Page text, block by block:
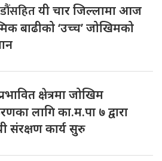
यी चार जिल्लामा आज
बाढीको ‘उच्च’ जोखिमको
क्षेत्रमा जोखिम
लागि का.म.पा ७ द्वारा
संरक्षण कार्य सुरु